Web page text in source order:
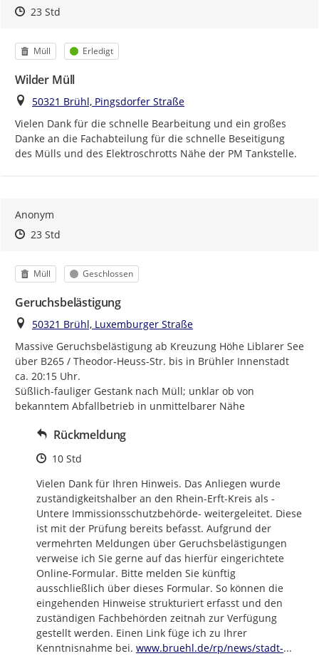
Zeitpunkt des Erstellens
Zeitpunkt des Erstellens
23 StdZur Äußerung
Kategorie
Müll Status
Erledigt
Wilder Müll
Ort
50321 Brühl, Pingsdorfer Straße
Vielen Dank für die schnelle Bearbeitung und ein großes
Danke an die Fachabteilung für die schnelle Beseitigung
des Mülls und des Elektroschrotts Nähe der PM Tankstelle.
Anonym
Zeitpunkt des Erstellens
Zeitpunkt des Erstellens
23 StdZur Äußerung
Kategorie
Müll Status
Geschlossen
Geruchsbelästigung
Ort
50321 Brühl, Luxemburger Straße
Massive Geruchsbelästigung ab Kreuzung Höhe Liblarer See
über B265 / Theodor-Heuss-Str. bis in Brühler Innenstadt
ca. 20:15 Uhr.
Süßlich-fauliger Gestank nach Müll; unklar ob von
bekanntem Abfallbetrieb in unmittelbarer Nähe
Rückmeldung
Zeitpunkt des Erstellens
10 Std
Vielen Dank für Ihren Hinweis. Das Anliegen wurde
zuständigkeitshalber an den Rhein-Erft-Kreis als -
Untere Immissionsschutzbehörde- weitergeleitet. Diese
ist mit der Prüfung bereits befasst. Aufgrund der
vermehrten Meldungen über Geruchsbelästigungen
verweise ich Sie gerne auf das hierfür eingerichtete
Online-Formular. Bitte melden Sie künftig
ausschließlich über dieses Formular. So können die
eingehenden Hinweise strukturiert erfasst und den
zuständigen Fachbehörden zeitnah zur Verfügung
gestellt werden. Einen Link füge ich zu Ihrer
Kenntnisnahme bei. https://
www.bruehl.de/rp/news/stadt-...